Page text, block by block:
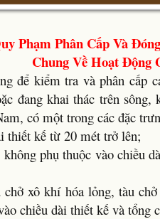
Phạm Phân Cấp Và
Chung Về Hoạt Động
để kiểm tra và phân
đang khai thác trên
có một trong các đặc
thiết kế từ 20 mét trở lên;
phụ thuộc vào chiều
xô khí hóa lỏng, tàu
chiều dài thiết kế và tổng